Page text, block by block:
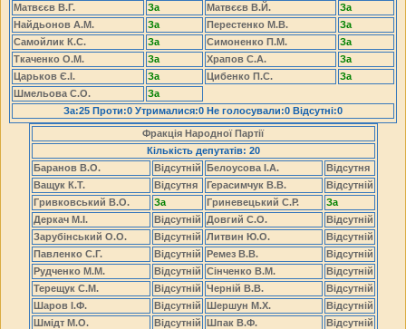
Матвєєв В.Г.
За Матвєєв В.Й.
За
Найдьонов А.М.
За Перестенко М.В.
За
Самойлик К.С.
За Симоненко П.М.
За
Ткаченко О.М.
За Храпов С.А.
За
Царьков Є.І.
За Цибенко П.С.
За
Шмельова С.О.
За
За:25 Проти:0 Утрималися:0 Не голосували:0 Відсутні:0
Фракція Народної Партії
Кількість депутатів: 20
Баранов В.О.
Відсутній Белоусова І.А.
Відсутня
Ващук К.Т.
Відсутня Герасимчук В.В.
Відсутній
Гривковський В.О.
За Гриневецький С.Р.
За
Деркач М.І.
Відсутній Довгий С.О.
Відсутній
Зарубінський О.О.
Відсутній Литвин Ю.О.
Відсутній
Павленко С.Г.
Відсутній Ремез В.В.
Відсутній
Рудченко М.М.
Відсутній Сінченко В.М.
Відсутній
Терещук С.М.
Відсутній Черній В.В.
Відсутній
Шаров І.Ф.
Відсутній Шершун М.Х.
Відсутній
Шмідт М.О.
Відсутній Шпак В.Ф.
Відсутній